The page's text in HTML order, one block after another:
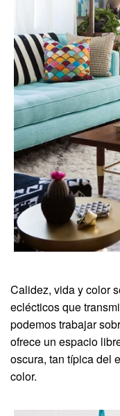
Calidez, vida y color
eclécticos que
podemos trabajar
ofrece un espacio
oscura, tan típica del
color.